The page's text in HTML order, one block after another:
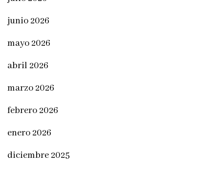
junio 2026
mayo 2026
abril 2026
marzo 2026
febrero 2026
enero 2026
diciembre 2025